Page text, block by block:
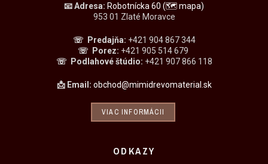
📧Adresa: Robotnícka 60 (🗺 mapa)
953 01 Zlaté Moravce
☏ Predajňa: +421 904 867 344
☏
Porez: +421 905 514 679
☏ Podlahové štúdio: +421 907 866 118
📩 Email: obchod@mimidrevomaterial.sk
VIAC INFORMÁCII
ODKAZY